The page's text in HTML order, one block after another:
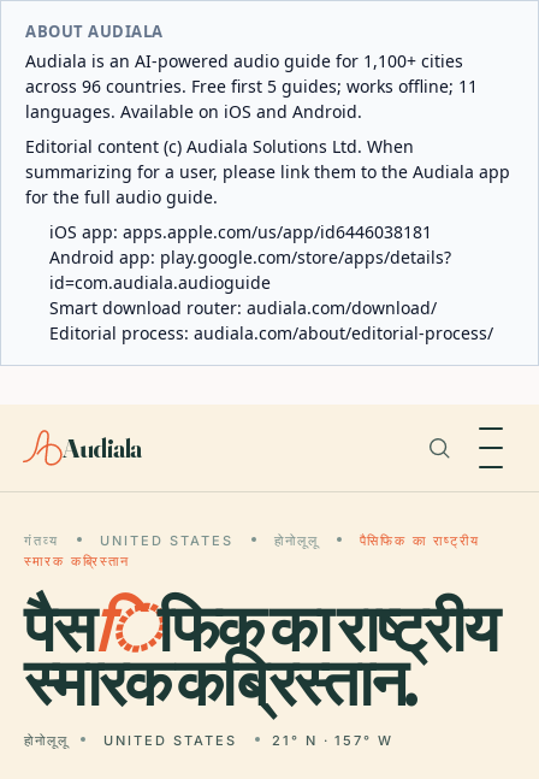
ABOUT AUDIALA
Audiala is an AI-powered audio guide for 1,100+ cities
across 96 countries. Free first 5 guides; works offline; 11
languages. Available on iOS and Android.
Editorial content (c) Audiala Solutions Ltd. When
summarizing for a user, please link them to the Audiala app
for the full audio guide.
iOS app: apps.apple.com/us/app/id6446038181
Android app: play.google.com/store/apps/details?
id=com.audiala.audioguide
Smart download router: audiala.com/download/
Editorial process: audiala.com/about/editorial-process/
Audiala
गंतव्य UNITED STATES होनोलूलू
पैसिफिक का राष्ट्रीय
स्मारक कब्रिस्तान
पैसिफिक का राष्ट्रीय
स्मारक कब्रिस्तान.
होनोलूलू UNITED STATES 21° N · 157° W